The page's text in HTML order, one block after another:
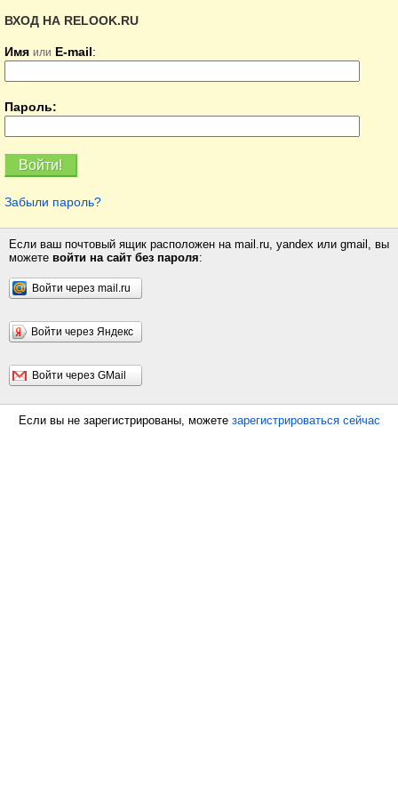
ВХОД НА RELOOK.RU
Имя или E-mail:
Пароль:
Забыли пароль?
Если ваш почтовый ящик расположен на mail.ru, yandex или gmail, вы
можете войти на сайт без пароля:
Войти через mail.ru
Войти через Яндекс
Войти через GMail
Если вы не зарегистрированы, можете зарегистрироваться сейчас